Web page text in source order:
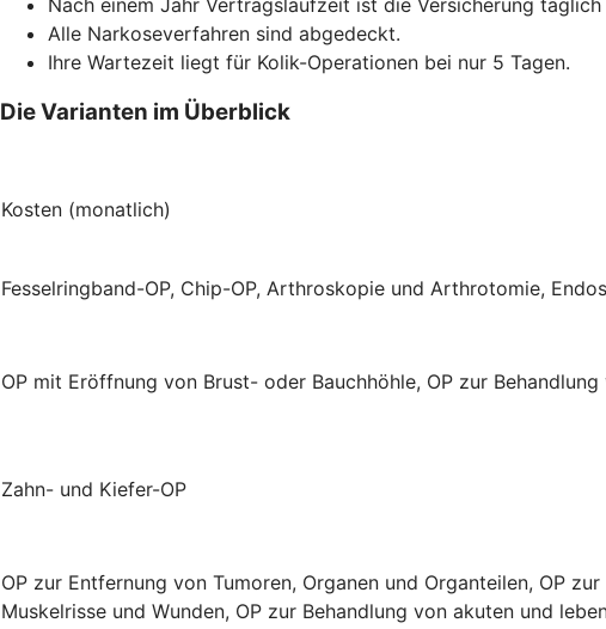
Alle Narkoseverfahren sind abgedeckt.
Ihre Wartezeit liegt für Kolik-Operationen bei nur 5 Tagen.
Die Varianten im Überblick
Kosten (monatlich)
Fesselringband-OP, Chip-OP, Arthroskopie und Arthrotomie,
OP mit Eröffnung von Brust- oder Bauchhöhle, OP zur
Zahn- und Kiefer-OP
OP zur Entfernung von Tumoren, Organen und Organteilen, OP
Muskelrisse und Wunden, OP zur Behandlung von akuten und